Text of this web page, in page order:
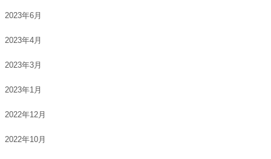
2023年6月
2023年4月
2023年3月
2023年1月
2022年12月
2022年10月